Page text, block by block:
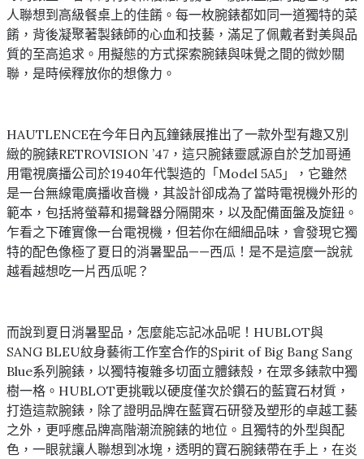
人聯想到高級餐桌上的佳餚。每一枚腕錶都如同一道獨特的菜
餚，背後凝聚著製錶師的心血和技藝，滿足了佩戴者對美與品
質的至高追求。用擬態的方式探索腕錶與味覺之間的微妙關
聯，是時候釋放你的想像力。
HAUTLENCE在今年日內瓦鐘錶展推出了一款外型有趣又別
緻的腕錶RETROVISION ’47，這只腕錶靈感源自於芝加哥通
用電視廣播公司於1940年代製造的「Model 5A5」，它雖然
是一台無線電廣播收音機，其設計卻成為了當時電視機外形的
範本，包括將螢幕和揚聲器分隔開來，以及配備面盤及旋鈕。
乍看之下確實像一台電視機，但若你在細細品味，會發現它獨
特的配色像極了夏日的消暑聖品——西瓜！是不是這麼一說就
越看越想吃一片西瓜呢？
而說到夏日消暑聖品，怎麼能忘記冰品呢！HUBLOT與
SANG BLEU紋身藝術工作室合作的Spirit of Big Bang Sang
Blue系列腕錶，以獨特複雜多切面立體錶殼，在眾多錶款中獨
樹一格。HUBLOT更挑戰以硬度僅次於鑽石的藍寶石材質，
打造這款腕錶，除了證明品牌在藍寶石研發及塑形的卓越工藝
之外，更呼應品牌高階潮流腕錶的地位。且獨特的外型與配
色，一眼就讓人聯想到冰塊，透明的寶石腕錶帶在手上，在炎